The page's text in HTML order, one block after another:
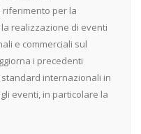
per la
realizzazione di eventi
e commerciali sul
i precedenti
internazionali in
eventi, in particolare la